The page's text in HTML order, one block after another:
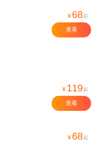
¥ 68起
查看
¥ 119起
查看
¥ 68起